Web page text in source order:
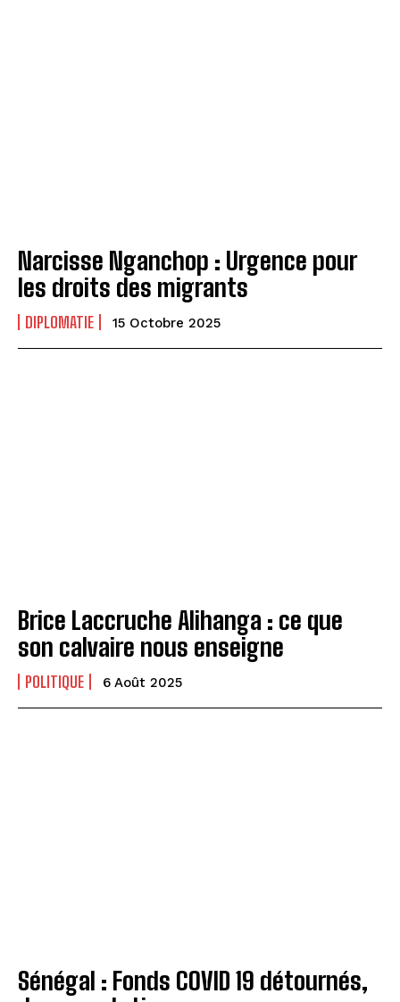
Narcisse Nganchop : Urgence pour
les droits des migrants
DIPLOMATIE 15 Octobre 2025
Brice Laccruche Alihanga : ce que
son calvaire nous enseigne
POLITIQUE 6 Août 2025
Sénégal : Fonds COVID 19 détournés,